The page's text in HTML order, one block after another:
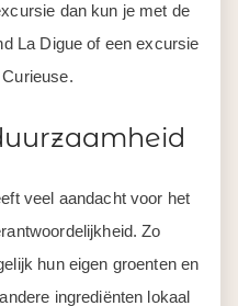
dan kun je met de
La Digue of een excursie
veel aandacht voor het
Zo
hun eigen groenten en
ingrediënten lokaal